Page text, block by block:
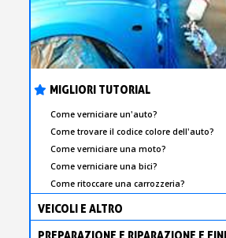
MIGLIORI TUTORIAL
Come verniciare un'auto?
Come trovare il codice colore dell'auto?
Come verniciare una moto?
Come verniciare una bici?
Come ritoccare una carrozzeria?
VEICOLI E ALTRO
PREPARAZIONE E RIPARAZIONE E